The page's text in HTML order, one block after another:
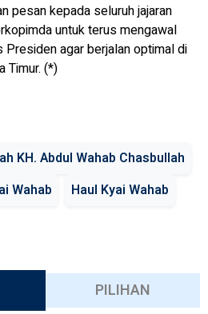
pesan kepada seluruh jajaran
untuk terus mengawal
agar berjalan optimal di
Timur. (*)
KH. Abdul Wahab Chasbullah
Wahab Haul Kyai Wahab
PILIHAN